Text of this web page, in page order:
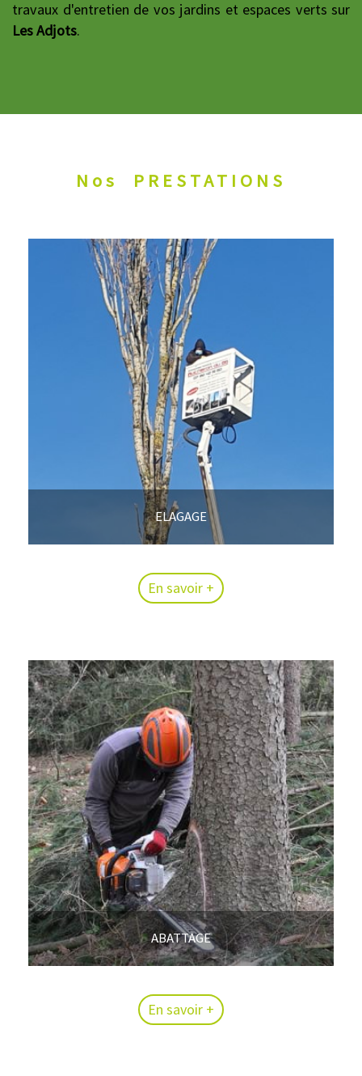
travaux d'entretien de vos jardins et espaces verts sur
Les Adjots.
Nos PRESTATIONS
ELAGAGE
En savoir +
ABATTAGE
En savoir +